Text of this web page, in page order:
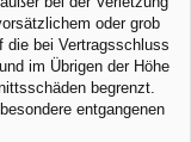
oder grob
die bei Vertragsschluss
im Übrigen der Höhe
begrenzt.
entgangenen